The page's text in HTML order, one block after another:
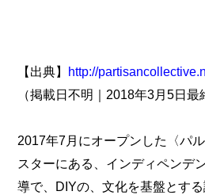
【出典】 http://
（掲載日不明｜2018年3月5日最
2017年7月にオープンした〈パ
スターにある、インディペンデ
導で、DIYの、文化を基盤とす